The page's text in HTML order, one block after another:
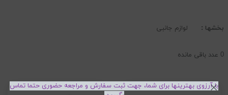
بخشها : لوازم جانبی
0 عدد باقی مانده
با آرزوی بهترینها برای شما، جهت ثبت سفارش و مراجعه حضوری حتما تماس